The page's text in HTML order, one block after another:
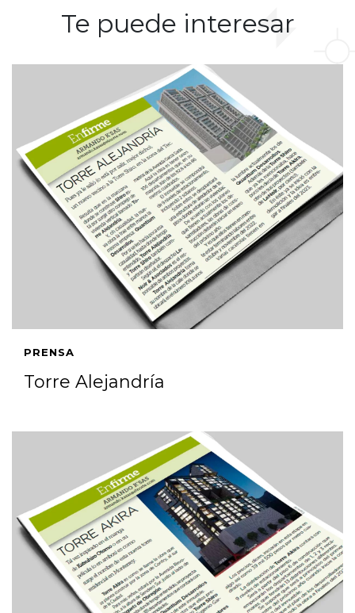
Te puede interesar
PRENSA
Torre Alejandría